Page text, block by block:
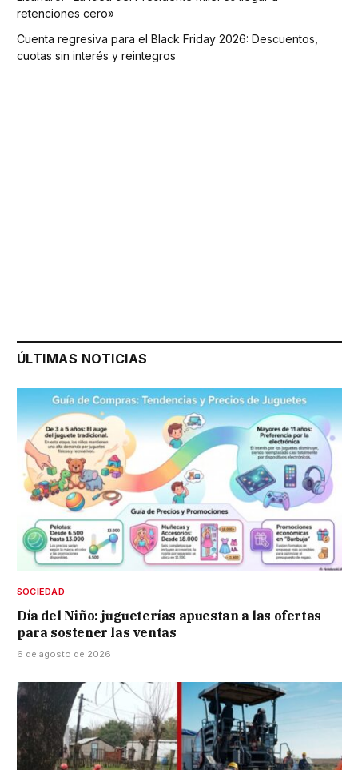
retenciones cero»
Cuenta regresiva para el Black Friday 2026: Descuentos,
cuotas sin interés y reintegros
ÚLTIMAS NOTICIAS
SOCIEDAD
Día del Niño: jugueterías apuestan a las ofertas
para sostener las ventas
6 de agosto de 2026